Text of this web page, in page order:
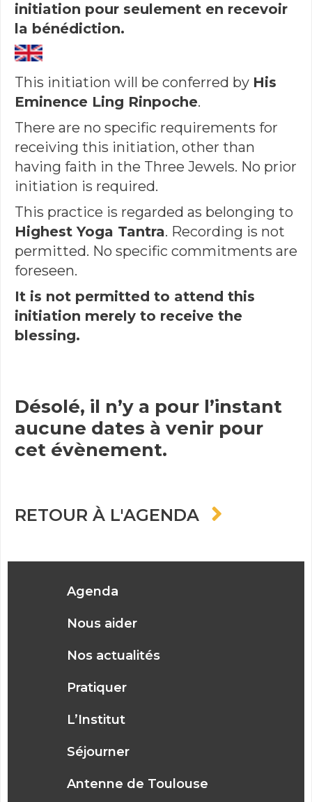
initiation pour seulement en recevoir
la bénédiction.
This initiation will be conferred by His
Eminence Ling Rinpoche.
There are no specific requirements for
receiving this initiation, other than
having faith in the Three Jewels. No prior
initiation is required.
This practice is regarded as belonging to
Highest Yoga Tantra. Recording is not
permitted. No specific commitments are
foreseen.
It is not permitted to attend this
initiation merely to receive the
blessing.
Désolé, il n’y a pour l’instant
aucune dates à venir pour
cet évènement.
RETOUR À L'AGENDA
Agenda
Nous aider
Nos actualités
Pratiquer
L’Institut
Séjourner
Antenne de Toulouse